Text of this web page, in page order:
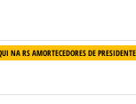
NA RS AMORTECEDORES DE